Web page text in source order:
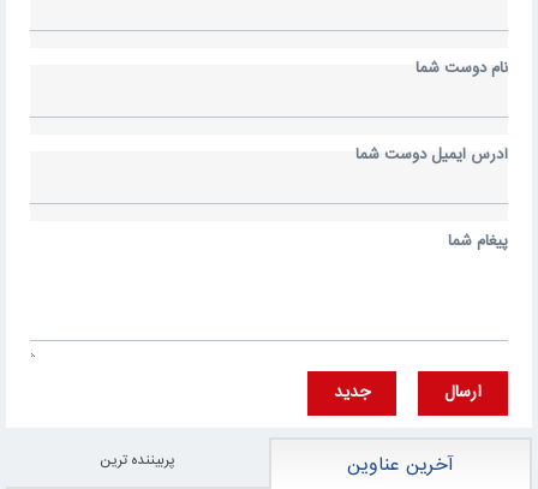
نام دوست شما
آدرس ايميل دوست شما
پيغام شما
ارسال جديد
آخرین عناوین پربيننده ترين